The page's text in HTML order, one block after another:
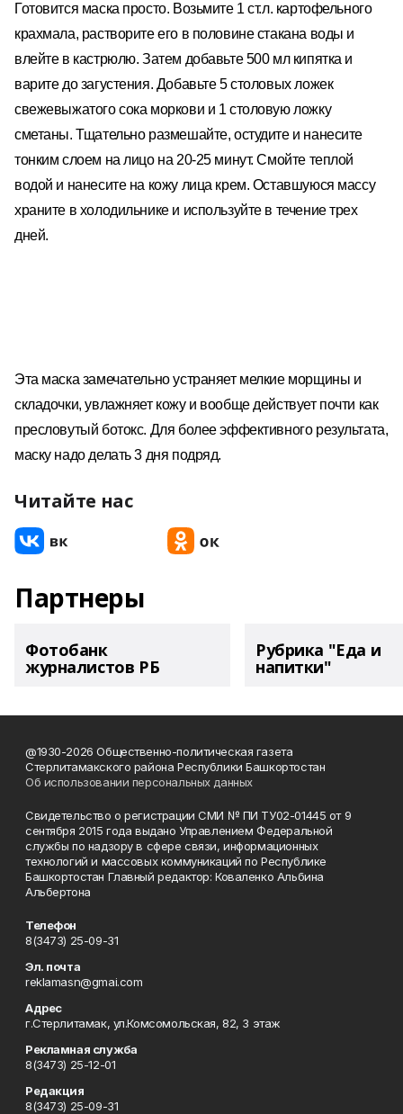
Готовится маска просто. Возьмите 1 ст.л. картофельного
крахмала, растворите его в половине стакана воды и
влейте в кастрюлю. Затем добавьте 500 мл кипятка и
варите до загустения. Добавьте 5 столовых ложек
свежевыжатого сока моркови и 1 столовую ложку
сметаны. Тщательно размешайте, остудите и нанесите
тонким слоем на лицо на 20-25 минут. Смойте теплой
водой и нанесите на кожу лица крем. Оставшуюся массу
храните в холодильнике и используйте в течение трех
дней.
Эта маска замечательно устраняет мелкие морщины и
складочки, увлажняет кожу и вообще действует почти как
пресловутый ботокс. Для более эффективного результата,
маску надо делать 3 дня подряд.
Читайте нас
Партнеры
Фотобанк
журналистов РБ
Рубрика "Еда и
напитки"
@1930-2026 Общественно-политическая газета
Стерлитамакского района Республики Башкортостан
Об использовании персональных данных
Свидетельство о регистрации СМИ № ПИ ТУ02-01445 от 9
сентября 2015 года выдано Управлением Федеральной
службы по надзору в сфере связи, информационных
технологий и массовых коммуникаций по Республике
Башкортостан Главный редактор: Коваленко Альбина
Альбертона
Телефон
8(3473) 25-09-31
Эл. почта
reklamasn@gmai.com
Адрес
г.Стерлитамак, ул.Комсомольская, 82, 3 этаж
Рекламная служба
8(3473) 25-12-01
Редакция
8(3473) 25-09-31